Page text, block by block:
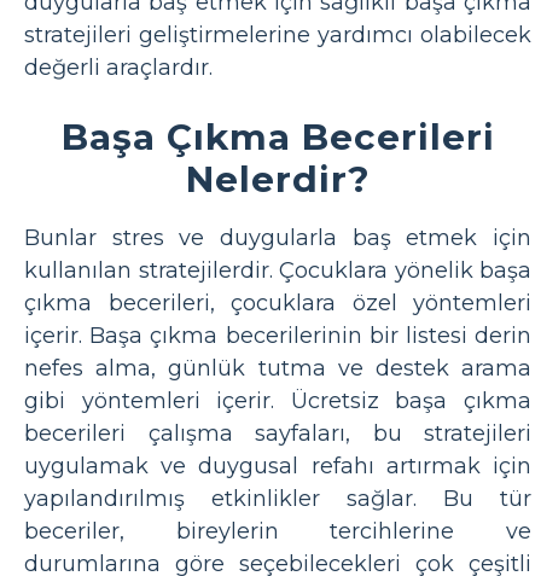
stratejileri geliştirmelerine yardımcı olabilecek
değerli araçlardır.
Başa Çıkma Becerileri
Nelerdir?
Bunlar stres ve duygularla baş etmek için
kullanılan stratejilerdir. Çocuklara yönelik başa
çıkma becerileri, çocuklara özel yöntemleri
içerir. Başa çıkma becerilerinin bir listesi derin
nefes alma, günlük tutma ve destek arama
gibi yöntemleri içerir. Ücretsiz başa çıkma
becerileri çalışma sayfaları, bu stratejileri
uygulamak ve duygusal refahı artırmak için
yapılandırılmış etkinlikler sağlar. Bu tür
beceriler, bireylerin tercihlerine ve
durumlarına göre seçebilecekleri çok çeşitli